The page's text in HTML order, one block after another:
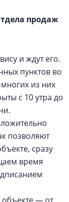
продаж
и ждут его.
пунктов во
из них
с 10 утра до
позволяют
сразу
время